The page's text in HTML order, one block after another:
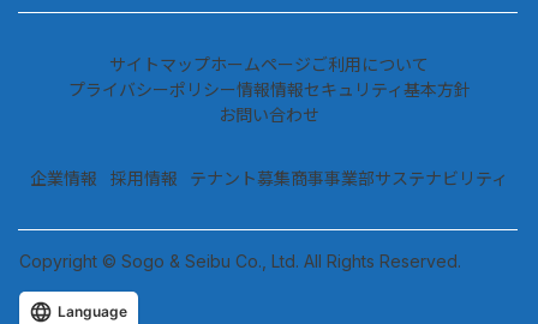
企業情報 採用情報 テナント募集商事事業部サステナビリティ
Copyright © Sogo & Seibu Co., Ltd. All Rights Reserved.
サイトマップホームページご利用について
プライバシーポリシー情報情報セキュリティ基本方針
お問い合わせ
Language